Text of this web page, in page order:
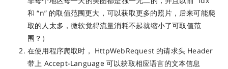
和 “n” 的取值范围更大，可以获取更多的照片，后来可能爬
取的人太多，微软觉得流量消耗不起就缩小了可取值范
围？）
在使用程序爬取时， HttpWebRequest 的请求头 Header
带上 Accept-Language 可以获取相应语言的文本信息